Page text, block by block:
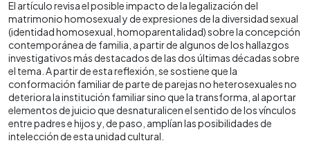
El artículo revisa el posible impacto de la legalización del
matrimonio homosexual y de expresiones de la diversidad sexual
(identidad homosexual, homoparentalidad) sobre la concepción
contemporánea de familia, a partir de algunos de los hallazgos
investigativos más destacados de las dos últimas décadas sobre
el tema. A partir de esta reflexión, se sostiene que la
conformación familiar de parte de parejas no heterosexuales no
deteriora la institución familiar sino que la transforma, al aportar
elementos de juicio que desnaturalicen el sentido de los vínculos
entre padres e hijos y, de paso, amplían las posibilidades de
intelección de esta unidad cultural.